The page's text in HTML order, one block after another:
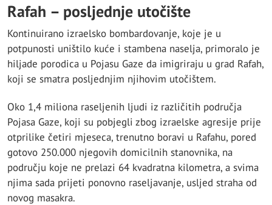
Rafah – posljednje utočište
Kontinuirano izraelsko bombardovanje, koje je u
potpunosti uništilo kuće i stambena naselja, primoralo je
hiljade porodica u Pojasu Gaze da imigriraju u grad Rafah,
koji se smatra posljednjim njihovim utočištem.
Oko 1,4 miliona raseljenih ljudi iz različitih područja
Pojasa Gaze, koji su pobjegli zbog izraelske agresije prije
otprilike četiri mjeseca, trenutno boravi u Rafahu, pored
gotovo 250.000 njegovih domicilnih stanovnika, na
području koje ne prelazi 64 kvadratna kilometra, a svima
njima sada prijeti ponovno raseljavanje, usljed straha od
novog masakra.